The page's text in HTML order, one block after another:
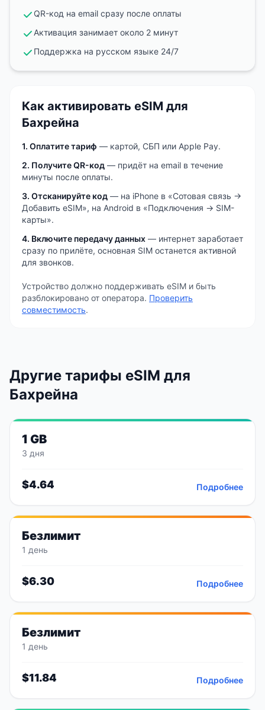
QR-код на email сразу после оплаты
Активация занимает около 2 минут
Поддержка на русском языке 24/7
Как активировать eSIM для
Бахрейна
1. Оплатите тариф — картой, СБП или Apple Pay.
2. Получите QR-код — придёт на email в течение
минуты после оплаты.
3. Отсканируйте код — на iPhone в «Сотовая связь →
Добавить eSIM», на Android в «Подключения → SIM-
карты».
4. Включите передачу данных — интернет заработает
сразу по прилёте, основная SIM останется активной
для звонков.
Устройство должно поддерживать eSIM и быть
разблокировано от оператора. Проверить
совместимость.
Другие тарифы eSIM для
Бахрейна
1 GB
3 дня
$4.64 Подробнее
Безлимит
1 день
$6.30 Подробнее
Безлимит
1 день
$11.84 Подробнее